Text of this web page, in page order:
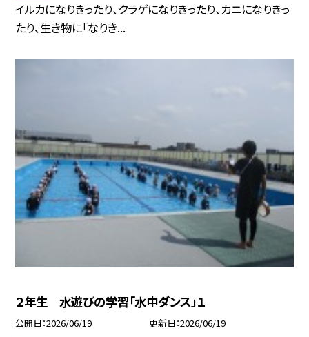
イルカになりきったり、クラゲになりきったり、カニになりきっ
たり、生き物に「なりき...
２年生 水遊びの学習「水中ダンス」１
公開日 2026/06/19 更新日 2026/06/19